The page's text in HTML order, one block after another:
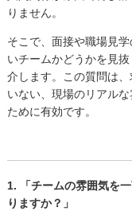
りません。
そこで、面接や職場見
いチームかどうかを見
介します。この質問は
いない、現場のリアル
ために有効です。
1. 「チームの雰囲気を
りますか？」